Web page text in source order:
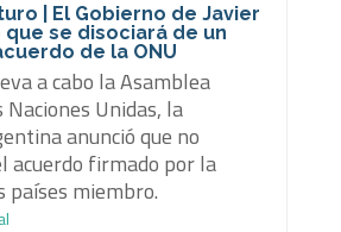
| El Gobierno de Javier
que se disociará de un
de la ONU
a cabo la Asamblea
Unidas, la
anunció que no
acuerdo firmado por la
países miembro.